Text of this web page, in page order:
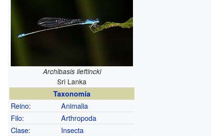
Archibasis lieftincki
Sri Lanka
Taxonomía
Reino:
Animalia
Filo:
Arthropoda
Clase:
Insecta